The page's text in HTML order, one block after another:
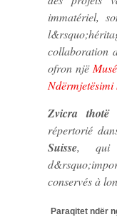
immatériel,
collaboration
ofron një
Zvicra thotë
répertorié
Suisse, qui
conservés à
Paraqitet ndër